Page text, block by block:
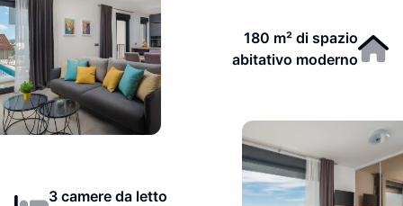
180 m² di spazio
abitativo moderno
3 camere da letto